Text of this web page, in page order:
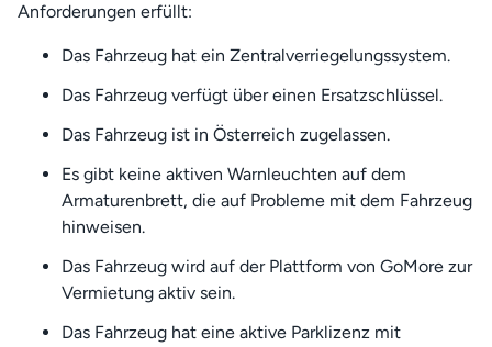
Anforderungen erfüllt:
Das Fahrzeug hat ein Zentralverriegelungssystem.
Das Fahrzeug verfügt über einen Ersatzschlüssel.
Das Fahrzeug ist in Österreich zugelassen.
Es gibt keine aktiven Warnleuchten auf dem
Armaturenbrett, die auf Probleme mit dem Fahrzeug
hinweisen.
Das Fahrzeug wird auf der Plattform von GoMore zur
Vermietung aktiv sein.
Das Fahrzeug hat eine aktive Parklizenz mit